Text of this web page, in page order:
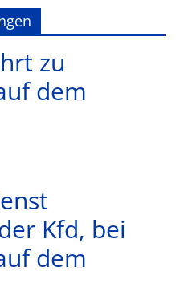
zu
dem
Kfd, bei
dem